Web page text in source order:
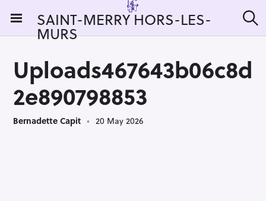
i
SAINT-MERRY HORS-LES-
MURS e
r
h
Uploads467643b06c8d
2e890798853
Bernadette Capit 20 May 2026